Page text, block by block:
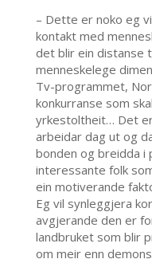
– Dette er noko eg
kontakt med
det blir ein distanse
menneskelege
Tv-programmet,
konkurranse som
yrkestoltheit… Det
arbeidar dag ut og
bonden og breidda i
interessante folk
ein motiverande
Eg vil synleggjera
avgjerande den er
landbruket som blir
om meir enn